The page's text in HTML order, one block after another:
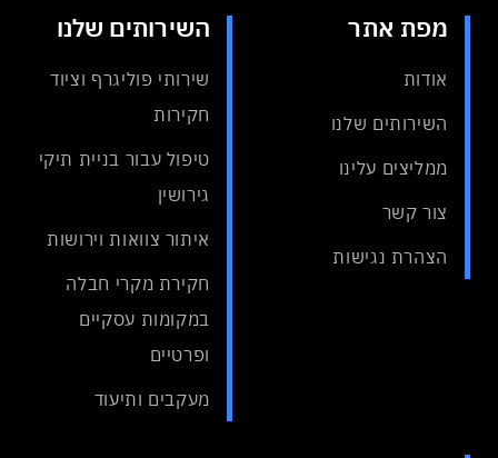
מפת אתר
אודות
השירותים שלנו
ממליצים עלינו
צור קשר
הצהרת נגישות
השירותים שלנו
שירותי פוליגרף וציוד
חקירות
טיפול עבור בניית תיקי
גירושין
איתור צוואות וירושות
חקירת מקרי חבלה
במקומות עסקיים
ופרטיים
מעקבים ותיעוד